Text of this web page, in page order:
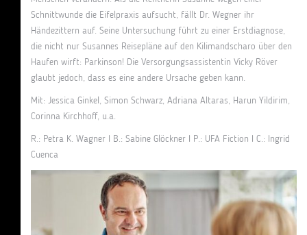
Schnittwunde die Eifelpraxis aufsucht, fällt Dr. Wegner ihr
Händezittern auf. Seine Untersuchung führt zu einer Erstdiagnose,
die nicht nur Susannes Reisepläne auf den Kilimandscharo über den
Haufen wirft: Parkinson! Die Versorgungsassistentin Vicky Röver
glaubt jedoch, dass es eine andere Ursache geben kann.
Mit: Jessica Ginkel, Simon Schwarz, Adriana Altaras, Harun Yildirim,
Corinna Kirchhoff, u.a.
R.: Petra K. Wagner I B.: Sabine Glöckner I P.: UFA Fiction I C.: Ingrid
Cuenca